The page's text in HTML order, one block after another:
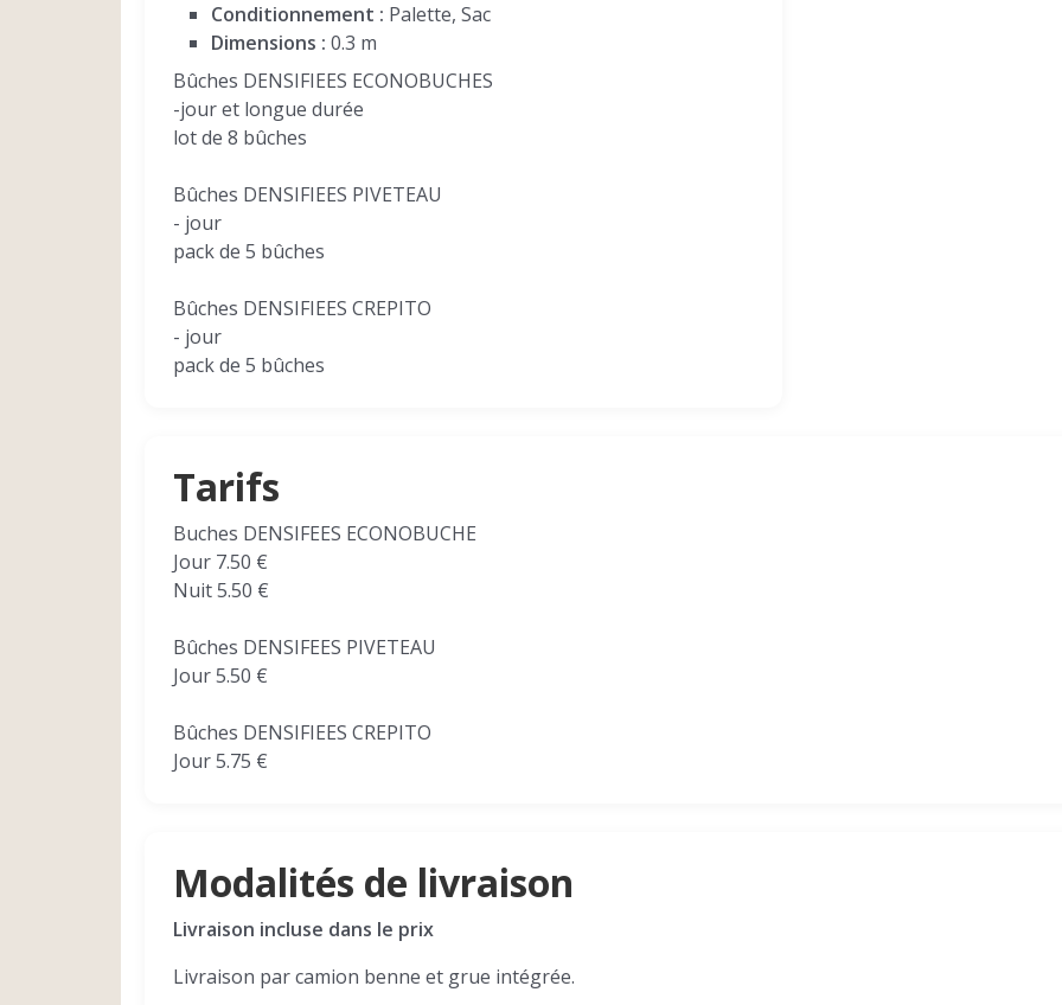
Conditionnement : Palette, Sac
Dimensions : 0.3 m
Bûches DENSIFIEES ECONOBUCHES
-jour et longue durée
lot de 8 bûches
Bûches DENSIFIEES PIVETEAU
- jour
pack de 5 bûches
Bûches DENSIFIEES CREPITO
- jour
pack de 5 bûches
Tarifs
Buches DENSIFEES ECONOBUCHE
Jour 7.50 €
Nuit 5.50 €
Bûches DENSIFEES PIVETEAU
Jour 5.50 €
Bûches DENSIFIEES CREPITO
Jour 5.75 €
Modalités de livraison
Livraison incluse dans le prix
Livraison par camion benne et grue intégrée.